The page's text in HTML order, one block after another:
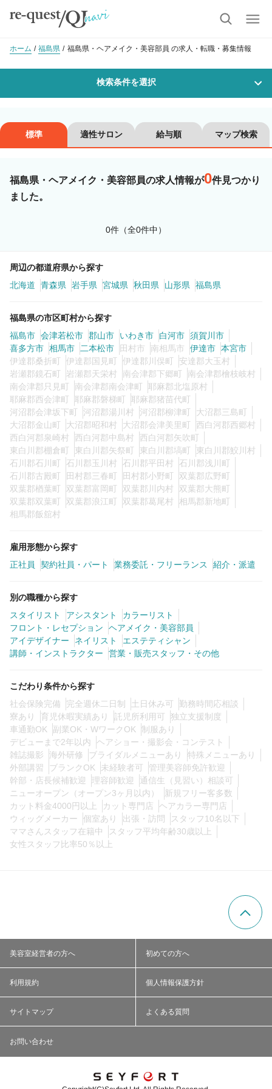
ホーム 福島県 福島県・ヘアメイク・美容部員 の求人・転職・募集情報
検索条件を選択
沿線・駅を選択 市区町村を選択
ネイリスト
講師・インストラクター 営業・販売スタッフ・その他
雇用形態
正社員 契約社員・パート
業務委託・フリーランス 紹介・派遣
詳細条件
この条件の求人数0 件
標準 適性サロン 給与順 マップ検索
福島県・ヘアメイク・美容部員の求人情報が0件見つかり
ました。
0件（全0件中）
周辺の都道府県から探す
北海道
青森県 岩手県 宮城県 秋田県 山形県 福島県
福島県の市区町村から探す
福島市 会津若松市 郡山市 いわき市 白河市 須賀川市
喜多方市 相馬市 二本松市 田村市 南相馬市 伊達市 本宮市
伊達郡桑折町
伊達郡国見町 伊達郡川俣町
安達郡大玉村
岩瀬郡鏡石町
岩瀬郡天栄村 南会津郡下郷町
南会津郡檜枝岐村
南会津郡只見町
南会津郡南会津町
耶麻郡北塩原村
耶麻郡西会津町
耶麻郡磐梯町
耶麻郡猪苗代町
河沼郡会津坂下町
河沼郡湯川村 河沼郡柳津町
大沼郡三島町
大沼郡金山町
大沼郡昭和村 大沼郡会津美里町
西白河郡西郷村
西白河郡泉崎村
西白河郡中島村
西白河郡矢吹町
東白川郡棚倉町
東白川郡矢祭町 東白川郡塙町
東白川郡鮫川村
石川郡石川町
石川郡玉川村 石川郡平田村
石川郡浅川町
石川郡古殿町
田村郡三春町 田村郡小野町
双葉郡広野町
双葉郡楢葉町
双葉郡富岡町 双葉郡川内村
双葉郡大熊町
双葉郡双葉町
双葉郡浪江町 双葉郡葛尾村
相馬郡新地町
相馬郡飯舘村
雇用形態から探す
正社員
契約社員・パート 業務委託・フリーランス 紹介・派遣
別の職種から探す
スタイリスト
アシスタント
カラーリスト
フロント・レセプション
ヘアメイク・美容部員
アイデザイナー
ネイリスト
エステティシャン
講師・インストラクター
営業・販売スタッフ・その他
こだわり条件から探す
社会保険完備
完全週休二日制 土日休み可
勤務時間応相談
寮あり
育児休暇実績あり 託児所利用可
独立支援制度
車通勤OK
副業OK・WワークOK
制服あり
デビューまで2年以内
ヘアショー・撮影会・コンテスト
雑誌撮影
海外研修 ブライダルメニューあり
特殊メニューあり
外部講習
ブランクOK 未経験者可
管理美容師免許歓迎
幹部・店長候補歓迎
理容師歓迎
通信生（見習い）相談可
ニューオープン（オープン3ヶ月以内）
新規フリー客多数
カット料金4000円以上
カット専門店
ヘアカラー専門店
ウィッグメーカー
個室あり 出張・訪問
スタッフ10名以下
ママさんスタッフ在籍中
スタッフ平均年齢30歳以上
女性スタッフ比率50％以上
美容室経営者の方へ 初めての方へ
利用規約 個人情報保護方針
サイトマップ よくある質問
お問い合わせ